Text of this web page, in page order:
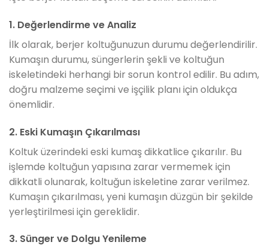
1. Değerlendirme ve Analiz
İlk olarak, berjer koltuğunuzun durumu değerlendirilir.
Kumaşın durumu, süngerlerin şekli ve koltuğun
iskeletindeki herhangi bir sorun kontrol edilir. Bu adım,
doğru malzeme seçimi ve işçilik planı için oldukça
önemlidir.
2. Eski Kumaşın Çıkarılması
Koltuk üzerindeki eski kumaş dikkatlice çıkarılır. Bu
işlemde koltuğun yapısına zarar vermemek için
dikkatli olunarak, koltuğun iskeletine zarar verilmez.
Kumaşın çıkarılması, yeni kumaşın düzgün bir şekilde
yerleştirilmesi için gereklidir.
3. Sünger ve Dolgu Yenileme